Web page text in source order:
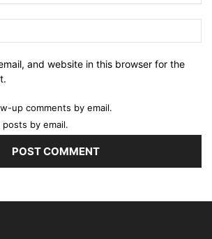
and website in this browser for the
up comments by email.
by email.